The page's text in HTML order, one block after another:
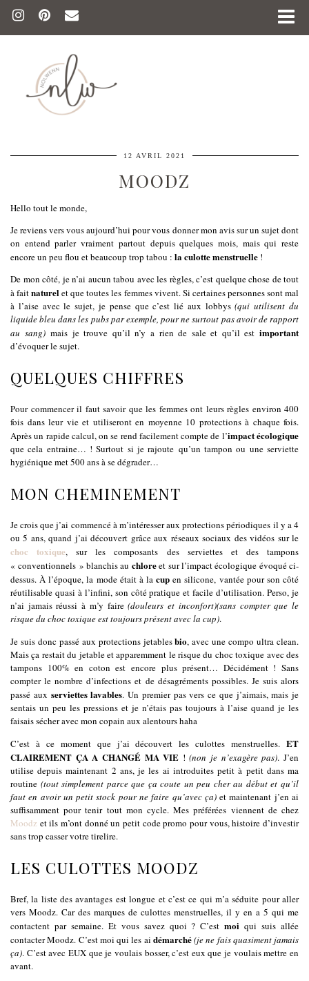
12 AVRIL 2021
MOODZ
Hello tout le monde,
Je reviens vers vous aujourd’hui pour vous donner mon avis sur un sujet dont
on entend parler vraiment partout depuis quelques mois, mais qui reste
encore un peu flou et beaucoup trop tabou : la culotte menstruelle !
De mon côté, je n’ai aucun tabou avec les règles, c’est quelque chose de tout
à faitnaturel et que toutes les femmes vivent. Si certaines personnes sont mal
à l’aise avec le sujet, je pense que c’est lié aux lobbys(qui utilisent du
liquide bleu dans les pubs par exemple, pour ne surtout pas avoir de rapport
au sang)mais je trouve qu’il n’y a rien de sale et qu’il estimportant
d’évoquer le sujet.
QUELQUES CHIFFRES
Pour commencer il faut savoir que les femmes ont leurs règles environ 400
fois dans leur vie et utiliseront en moyenne 10 protections à chaque fois.
Après un rapide calcul, on se rend facilement compte de l’impact écologique
que cela entraine… ! Surtout si je rajoute qu’un tampon ou une serviette
hygiénique met 500 ans à se dégrader…
MON CHEMINEMENT
Je crois que j’ai commencé à m’intéresser aux protections périodiques il y a 4
ou 5 ans, quand j’ai découvert grâce aux réseaux sociaux des vidéos sur le
choc toxique, sur les composants des serviettes et des tampons
« conventionnels » blanchis au chloreet sur l’impact écologique évoqué ci-
dessus. À l’époque, la mode était à lacup en silicone, vantée pour son côté
réutilisable quasi à l’infini, son côté pratique et facile d’utilisation. Perso, je
n’ai jamais réussi à m’y faire(douleurs et inconfort)(sans compter que le
risque du choc toxique est toujours présent avec la cup).
Je suis donc passé aux protections jetablesbio, avec une compo ultra clean.
Mais ça restait du jetable et apparemment le risque du choc toxique avec des
tampons 100% en coton est encore plus présent… Décidément ! Sans
compter le nombre d’infections et de désagréments possibles. Je suis alors
passé aux serviettes lavables. Un premier pas vers ce que j’aimais, mais je
sentais un peu les pressions et je n’étais pas toujours à l’aise quand je les
faisais sécher avec mon copain aux alentours haha
C’est à ce moment que j’ai découvert les culottes menstruelles. ET
CLAIREMENT ÇA A CHANGÉ MA VIE !(non je n’exagère pas). J’en
utilise depuis maintenant 2 ans, je les ai introduites petit à petit dans ma
routine (tout simplement parce que ça coute un peu cher au début et qu’il
faut en avoir un petit stock pour ne faire qu’avec ça)et maintenant j’en ai
suffisamment pour tenir tout mon cycle. Mes préférées viennent de chez
Moodz et ils m’ont donné un petit code promo pour vous, histoire d’investir
sans trop casser votre tirelire.
LES CULOTTES MOODZ
Bref, la liste des avantages est longue et c’est ce qui m’a séduite pour aller
vers Moodz. Car des marques de culottes menstruelles, il y en a 5 qui me
contactent par semaine. Et vous savez quoi ? C’estmoi qui suis allée
contacter Moodz. C’est moi qui les ai démarché(je ne fais quasiment jamais
ça). C’est avec EUX que je voulais bosser, c’est eux que je voulais mettre en
avant.